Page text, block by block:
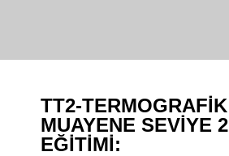
TT2-TERMOGRAFİK
MUAYENE SEVİYE 2
EĞİTİMİ: